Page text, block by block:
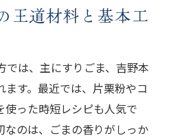
り方で火を使わない方法
電子レンジで作る時のコ
る胡麻豆腐の新定番
王道材料と基本工
では、主にすりごま、吉野本
す。最近では、片栗粉やコ
使った時短レシピも人気で
なのは、ごまの香りがしっか